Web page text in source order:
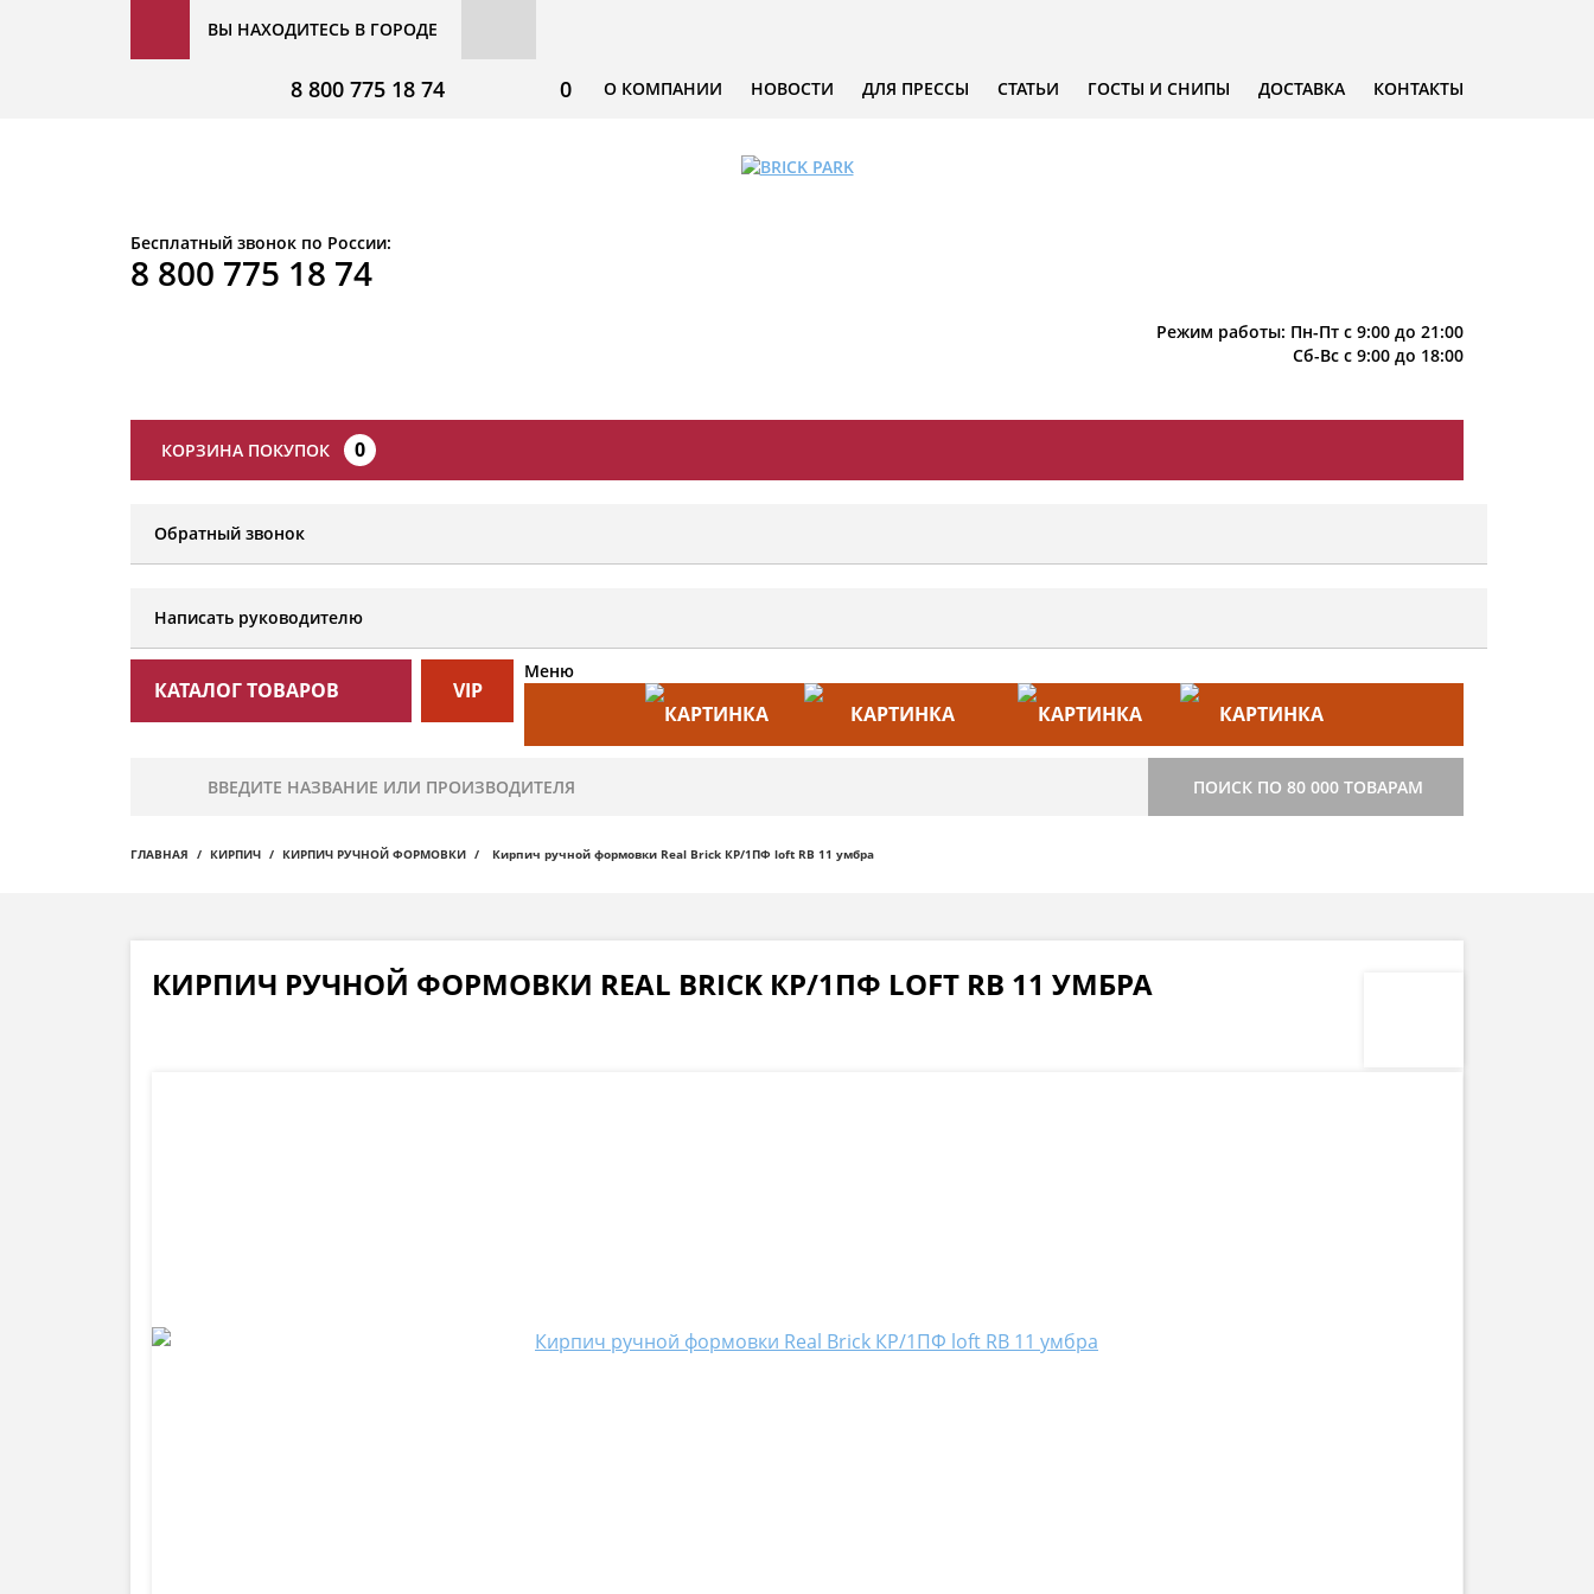
ВЫ НАХОДИТЕСЬ В ГОРОДЕ
О КОМПАНИИ НОВОСТИ ДЛЯ ПРЕССЫ СТАТЬИ ГОСТЫ И СНИПЫ ДОСТАВКА КОНТАКТЫ
0
8 800 775 18 74
Бесплатный звонок по России:
8 800 775 18 74
Режим работы: Пн-Пт с 9:00 до 21:00
Сб-Вс с 9:00 до 18:00
КОРЗИНА ПОКУПОК 0
Обратный звонок
Написать руководителю
КАТАЛОГ ТОВАРОВ VIP
Меню
СТРОИТЕЛЬСТВО
ПОИСК ПО 80 000 ТОВАРАМ
ГЛАВНАЯ КИРПИЧ КИРПИЧ РУЧНОЙ ФОРМОВКИ Кирпич ручной формовки Real Brick КР/1ПФ loft RB 11 умбра
КИРПИЧ РУЧНОЙ ФОРМОВКИ REAL BRICK КР/1ПФ LOFT RB 11 УМБРА